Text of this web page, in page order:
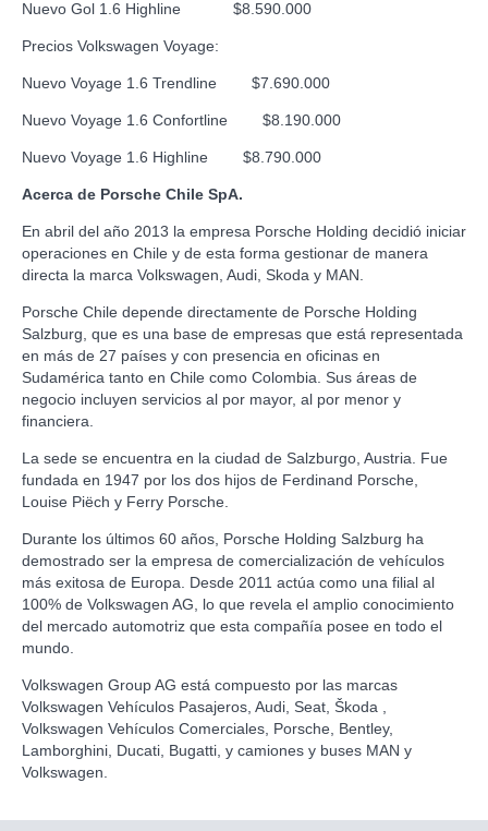
Nuevo Gol 1.6 Highline $8.590.000
Precios Volkswagen Voyage:
Nuevo Voyage 1.6 Trendline $7.690.000
Nuevo Voyage 1.6 Confortline $8.190.000
Nuevo Voyage 1.6 Highline $8.790.000
Acerca de Porsche Chile SpA.
En abril del año 2013 la empresa Porsche Holding decidió iniciar
operaciones en Chile y de esta forma gestionar de manera
directa la marca Volkswagen, Audi, Skoda y MAN.
Porsche Chile depende directamente de Porsche Holding
Salzburg, que es una base de empresas que está representada
en más de 27 países y con presencia en oficinas en
Sudamérica tanto en Chile como Colombia. Sus áreas de
negocio incluyen servicios al por mayor, al por menor y
financiera.
La sede se encuentra en la ciudad de Salzburgo, Austria. Fue
fundada en 1947 por los dos hijos de Ferdinand Porsche,
Louise Piëch y Ferry Porsche.
Durante los últimos 60 años, Porsche Holding Salzburg ha
demostrado ser la empresa de comercialización de vehículos
más exitosa de Europa. Desde 2011 actúa como una filial al
100% de Volkswagen AG, lo que revela el amplio conocimiento
del mercado automotriz que esta compañía posee en todo el
mundo.
Volkswagen Group AG está compuesto por las marcas
Volkswagen Vehículos Pasajeros, Audi, Seat, Škoda ,
Volkswagen Vehículos Comerciales, Porsche, Bentley,
Lamborghini, Ducati, Bugatti, y camiones y buses MAN y
Volkswagen.